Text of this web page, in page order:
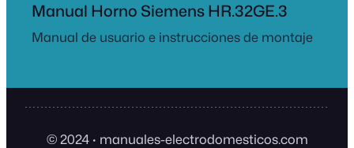
Manual Horno Siemens HR.32GE.3
Manual de usuario e instrucciones de montaje
© 2024 · manuales-electrodomesticos.com